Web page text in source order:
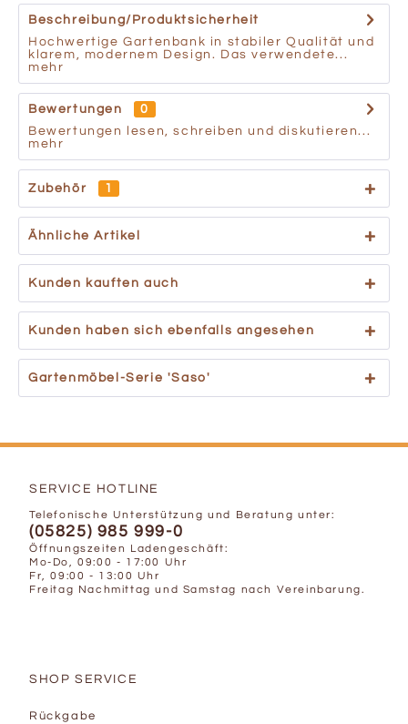
Beschreibung/Produktsicherheit
Hochwertige Gartenbank in stabiler Qualität und
klarem, modernem Design. Das verwendete...
mehr
Bewertungen
0
Bewertungen lesen, schreiben und diskutieren...
mehr
Zubehör 1
Ähnliche Artikel
Kunden kauften auch
Kunden haben sich ebenfalls angesehen
Gartenmöbel-Serie 'Saso'
SERVICE HOTLINE
Telefonische Unterstützung und Beratung unter:
(05825) 985 999-0
Öffnungszeiten Ladengeschäft:
Mo-Do, 09:00 - 17:00 Uhr
Fr, 09:00 - 13:00 Uhr
Freitag Nachmittag und Samstag nach Vereinbarung.
SHOP SERVICE
Rückgabe